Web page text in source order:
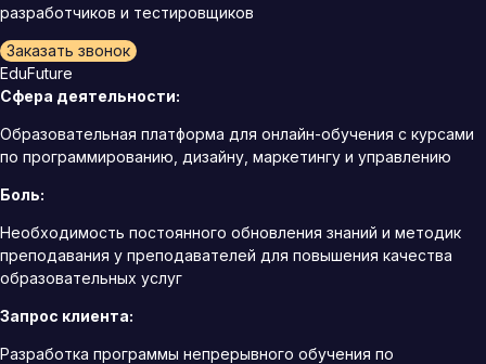
разработчиков и тестировщиков
Заказать звонок
EduFuture
Сфера деятельности:
Образовательная платформа для онлайн-обучения с курсами
по программированию, дизайну, маркетингу и управлению
Боль:
Необходимость постоянного обновления знаний и методик
преподавания у преподавателей для повышения качества
образовательных услуг
Запрос клиента:
Разработка программы непрерывного обучения по